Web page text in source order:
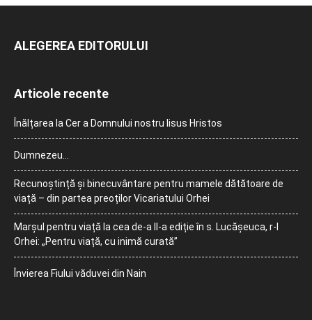
ALEGEREA EDITORULUI
Articole recente
Înălțarea la Cer a Domnului nostru Iisus Hristos
Dumnezeu…
Recunoștință și binecuvântare pentru mamele dătătoare de
viață – din partea preoților Vicariatului Orhei
Marșul pentru viață la cea de-a II-a ediție în s. Lucășeuca, r-l
Orhei: „Pentru viață, cu inimă curată”
Învierea Fiului văduvei din Nain